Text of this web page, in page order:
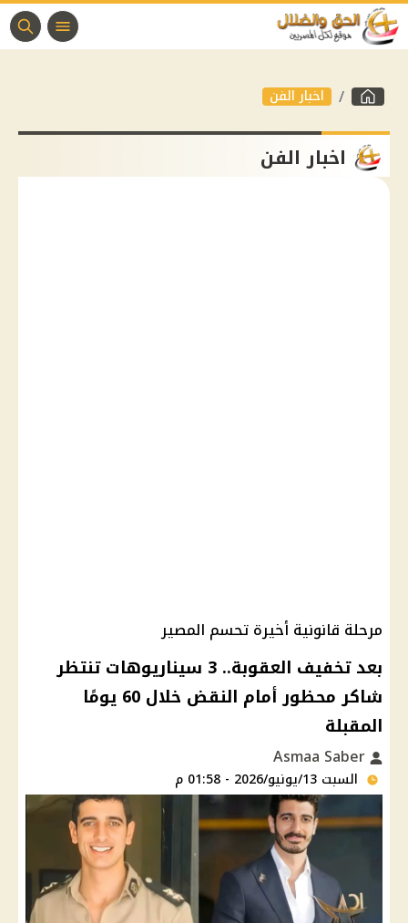
اخبار الفن
اخبار الفن
مرحلة قانونية أخيرة تحسم المصير
بعد تخفيف العقوبة.. 3 سيناريوهات تنتظر
شاكر محظور أمام النقض خلال 60 يومًا
المقبلة
السبت 13/يونيو/2026 - 01:58 م